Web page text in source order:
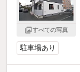
すべての写真
駐車場あり